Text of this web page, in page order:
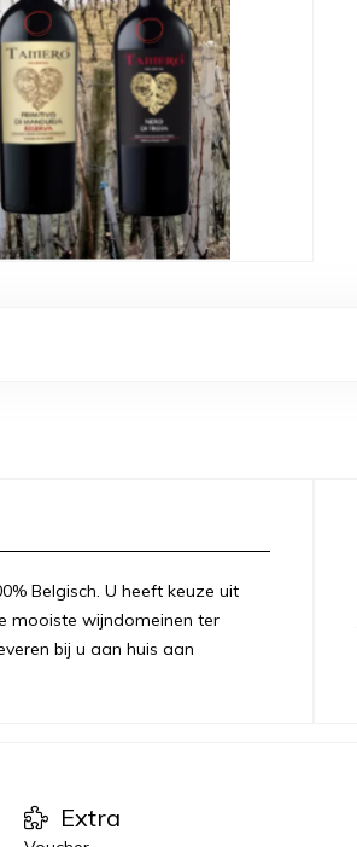
Belgisch. U heeft keuze uit
mooiste wijndomeinen ter
bij u aan huis aan
Extra